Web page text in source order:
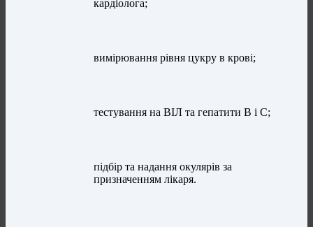
кардіолога;
вимірювання рівня цукру в крові;
тестування на ВІЛ та гепатити В і С;
підбір та надання окулярів за
призначенням лікаря.